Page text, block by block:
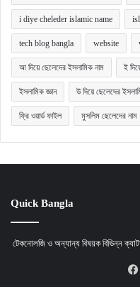
i diye cheleder islamic name
tech blog bangla website
আ দিয়ে ছেলেদের ইসলামিক নাম ই
ইসলামিক জ্ঞান উ দিয়ে ছেলেদের
ফ্রি ওয়ার্ড ফাইল মুসলিম ছেলেদের নাম
Quick Bangla
টেকনোলজি ও অন্যান্য বিষয়ক বিভিন্ন